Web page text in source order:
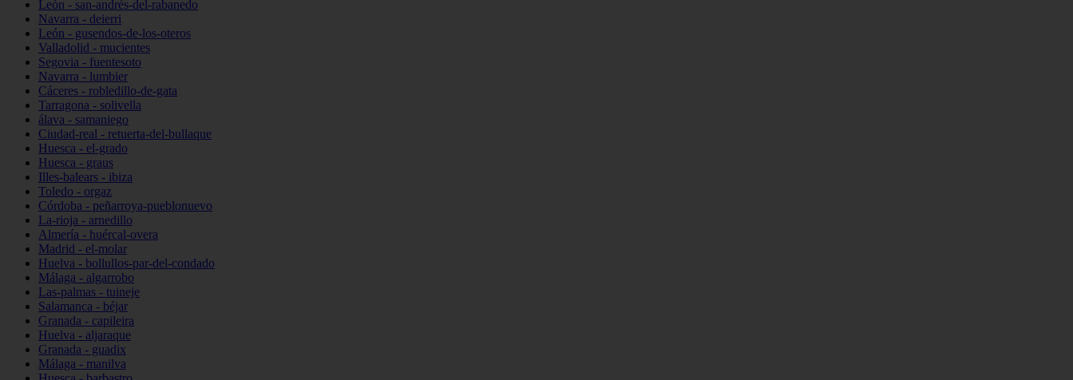
León - san-andrés-del-rabanedo
Navarra - deierri
León - gusendos-de-los-oteros
Valladolid - mucientes
Segovia - fuentesoto
Navarra - lumbier
Cáceres - robledillo-de-gata
Tarragona - solivella
álava - samaniego
Ciudad-real - retuerta-del-bullaque
Huesca - el-grado
Huesca - graus
Illes-balears - ibiza
Toledo - orgaz
Córdoba - peñarroya-pueblonuevo
La-rioja - arnedillo
Almería - huércal-overa
Madrid - el-molar
Huelva - bollullos-par-del-condado
Málaga - algarrobo
Las-palmas - tuineje
Salamanca - béjar
Granada - capileira
Huelva - aljaraque
Granada - guadix
Málaga - manilva